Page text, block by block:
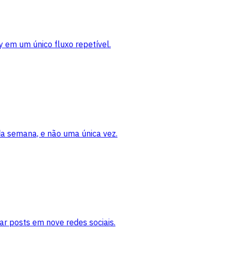
em um único fluxo repetível.
semana, e não uma única vez.
posts em nove redes sociais.